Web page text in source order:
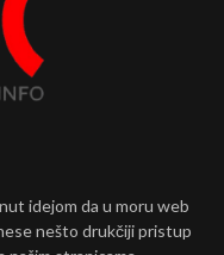
idejom da u moru web
nešto drukčiji pristup